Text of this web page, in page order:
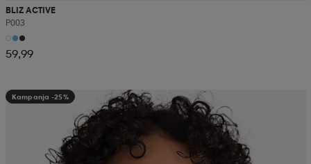
BLIZ ACTIVE
P003
59,99
Kampanja -25%